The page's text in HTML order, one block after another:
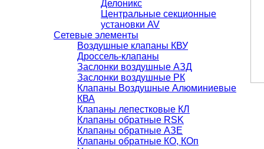
Делоникс
Центральные секционные
установки AV
Сетевые элементы
Воздушные клапаны КВУ
Дроссель-клапаны
Заслонки воздушные АЗД
Заслонки воздушные РК
Клапаны Воздушные Алюминиевые
КВА
Клапаны лепестковые КЛ
Клапаны обратные RSK
Клапаны обратные АЗЕ
Клапаны обратные КО, КОп